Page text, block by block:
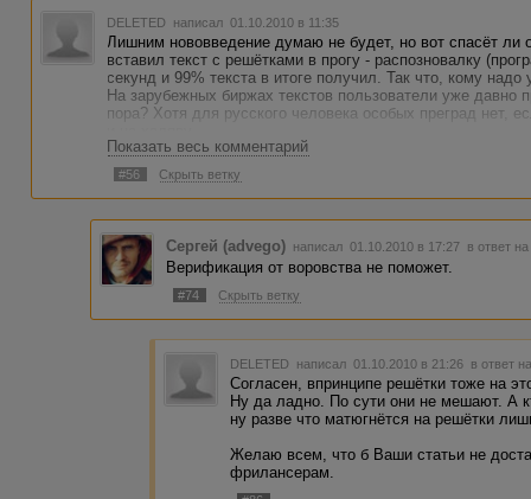
DELETED написал 01.10.2010 в 11:35
Лишним нововведение думаю не будет, но вот спасёт ли
вставил текст с решётками в прогу - распозновалку
секунд и 99% текста в итоге получил. Так что, кому надо
На зарубежных биржах текстов пользователи уже
пора? Хотя для русского человека особых преград нет,
Показать весь комментарий
#56 Скрыть ветку
Сергей (advego) написал 01.10.2010 в 17:27 в ответ
Верификация от воровства не поможет.
#74 Скрыть ветку
DELETED написал 01.10.2010 в 21:26 в ответ
Согласен, впринципе решётки тоже на
Ну да ладно. По сути они не мешают. А
ну разве что матюгнётся на решётки
Желаю всем, что б Ваши статьи не
фрилансерам.